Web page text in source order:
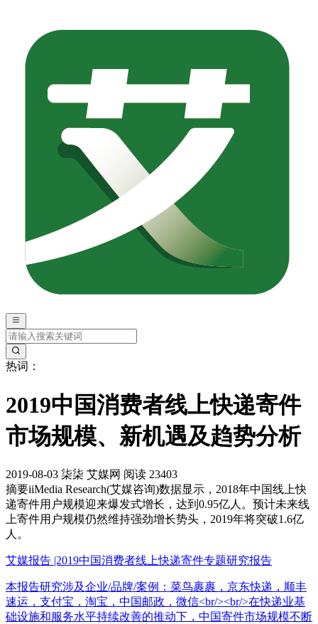
热词：
2019中国消费者线上快递寄件
市场规模、新机遇及趋势分析
2019-08-03 柒柒 艾媒网 阅读 23403
摘要iiMedia Research(艾媒咨询)数据显示，2018年中国线上快
递寄件用户规模迎来爆发式增长，达到0.95亿人。预计未来线
上寄件用户规模仍然维持强劲增长势头，2019年将突破1.6亿
人。
艾媒报告 |2019中国消费者线上快递寄件专题研究报告
本报告研究涉及企业/品牌/案例：菜鸟裹裹，京东快递，顺丰
速运，支付宝，淘宝，中国邮政，微信<br/><br/>在快递业基
础设施和服务水平持续改善的推动下，中国寄件市场规模不断